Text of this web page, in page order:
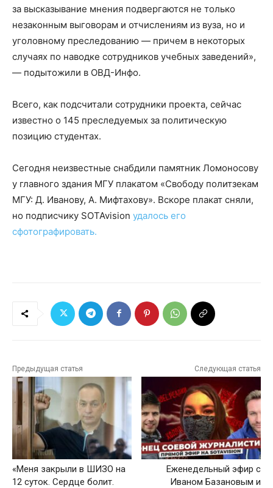
за высказывание мнения подвергаются не только
незаконным выговорам и отчислениям из вуза, но и
уголовному преследованию — причем в некоторых
случаях по наводке сотрудников учебных заведений»,
— подытожили в ОВД-Инфо.
Всего, как подсчитали сотрудники проекта, сейчас
известно о 145 преследуемых за политическую
позицию студентах.
Сегодня неизвестные снабдили памятник Ломоносову
у главного здания МГУ плакатом «Свободу политзекам
МГУ: Д. Иванову, А. Мифтахову». Вскоре плакат сняли,
но подписчику SOTAvision удалось его
сфотографировать.
Предыдущая статья
«Меня закрыли в ШИЗО на
12 суток. Сердце болит.
Следующая статья
Еженедельный эфир с
Иваном Базановым и